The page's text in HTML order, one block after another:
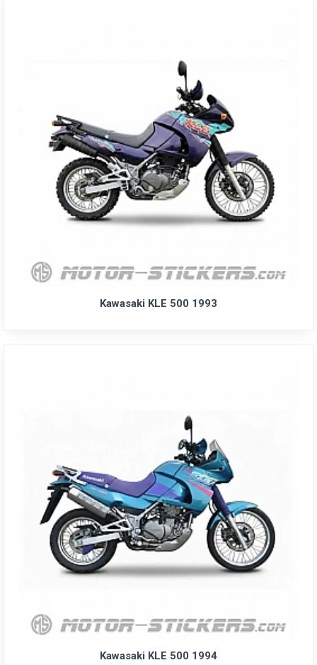
Kawasaki KLE 500 1993
Kawasaki KLE 500 1994